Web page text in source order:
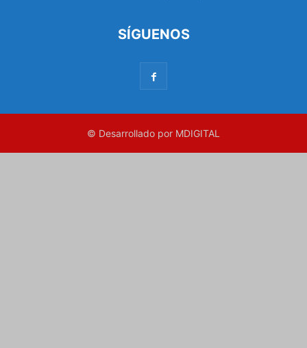
SÍGUENOS
© Desarrollado por MDIGITAL